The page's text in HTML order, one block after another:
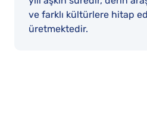
ve farklı kültürlere hitap
üretmektedir.